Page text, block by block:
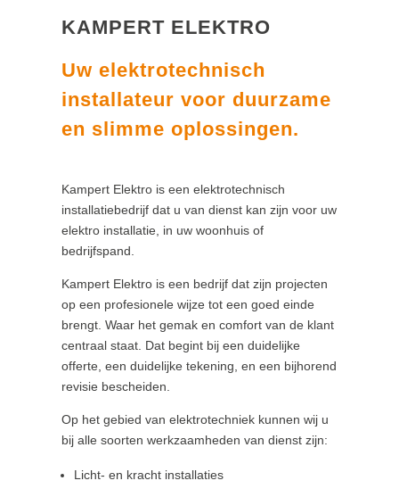
KAMPERT ELEKTRO
Uw elektrotechnisch
installateur voor duurzame
en slimme oplossingen.
Kampert Elektro is een elektrotechnisch
installatiebedrijf dat u van dienst kan zijn voor uw
elektro installatie, in uw woonhuis of
bedrijfspand.
Kampert Elektro is een bedrijf dat zijn projecten
op een profesionele wijze tot een goed einde
brengt. Waar het gemak en comfort van de klant
centraal staat. Dat begint bij een duidelijke
offerte, een duidelijke tekening, en een bijhorend
revisie bescheiden.
Op het gebied van elektrotechniek kunnen wij u
bij alle soorten werkzaamheden van dienst zijn:
Licht- en kracht installaties